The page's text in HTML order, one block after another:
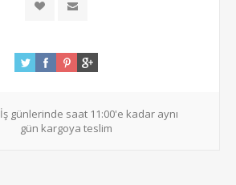
İş günlerinde saat 11:00'e kadar aynı
gün kargoya teslim